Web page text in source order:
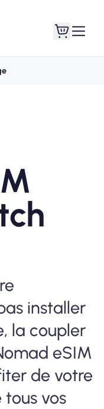
installer
la coupler
eSIM
de votre
vos